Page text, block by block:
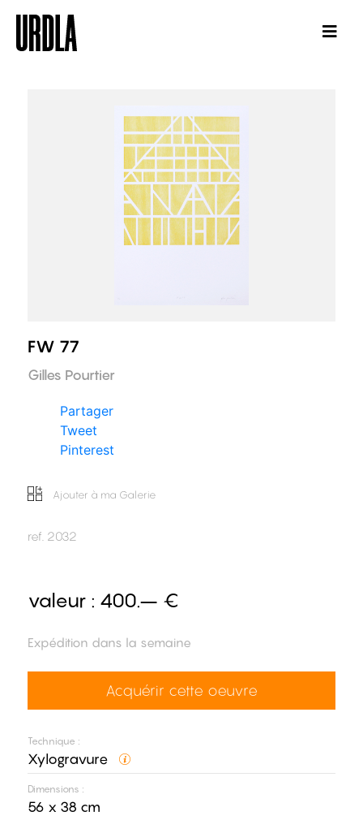
FW 77
Gilles Pourtier
Partager
Tweet
Pinterest
Ajouter à ma Galerie
ref. 2032
Technique :
Xylogravure
Dimensions :
56 x 38 cm
valeur : 400.– €
Expédition dans la semaine
Acquérir cette oeuvre